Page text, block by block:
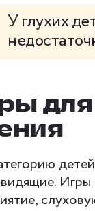
У глухих
Игры